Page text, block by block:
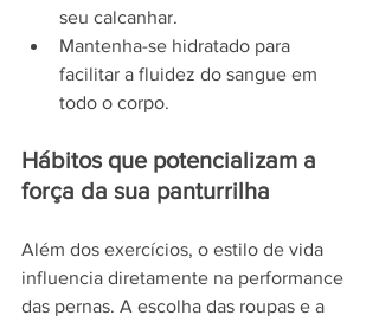
seu calcanhar.
Mantenha-se hidratado para
facilitar a fluidez do sangue em
todo o corpo.
Hábitos que potencializam a
força da sua panturrilha
Além dos exercícios, o estilo de vida
influencia diretamente na performance
das pernas. A escolha das roupas e a